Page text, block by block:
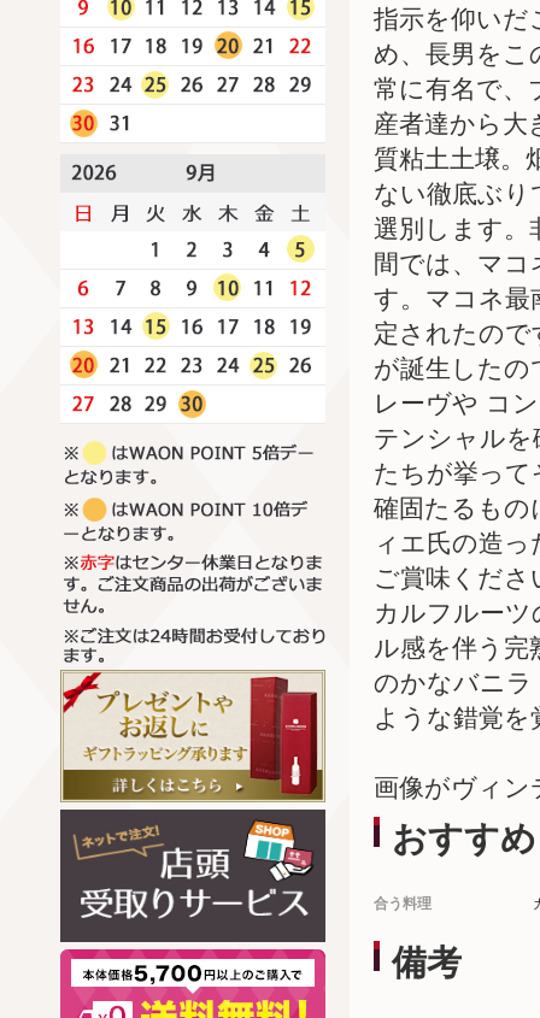
指示を仰いだ
め、長男をこ
常に有名で、
産者達から大
質粘土土壌。
ない徹底ぶり
選別します。
間では、マ
す。マコネ最
定されたので
が誕生したの
レーヴや コ
テンシャル
たちが挙って
確固たるも
ィエ氏の造
ご賞味くだ
カルフルー
ル感を伴う完
のかなバニラ
ような錯覚を
画像がヴィン
おすすめ
合う料理
備考